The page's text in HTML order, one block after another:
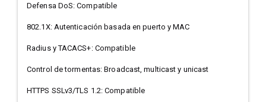
Defensa DoS: Compatible
802.1X: Autenticación basada en puerto y MAC
Radius y TACACS+: Compatible
Control de tormentas: Broadcast, multicast y unicast
HTTPS SSLv3/TLS 1.2: Compatible